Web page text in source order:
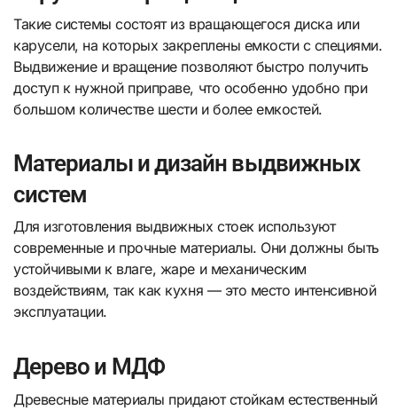
Такие системы состоят из вращающегося диска или
карусели, на которых закреплены емкости с специями.
Выдвижение и вращение позволяют быстро получить
доступ к нужной приправе, что особенно удобно при
большом количестве шести и более емкостей.
Материалы и дизайн выдвижных
систем
Для изготовления выдвижных стоек используют
современные и прочные материалы. Они должны быть
устойчивыми к влаге, жаре и механическим
воздействиям, так как кухня — это место интенсивной
эксплуатации.
Дерево и МДФ
Древесные материалы придают стойкам естественный